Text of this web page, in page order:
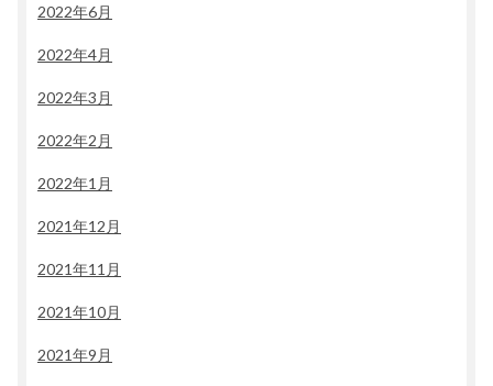
2022年6月
2022年4月
2022年3月
2022年2月
2022年1月
2021年12月
2021年11月
2021年10月
2021年9月